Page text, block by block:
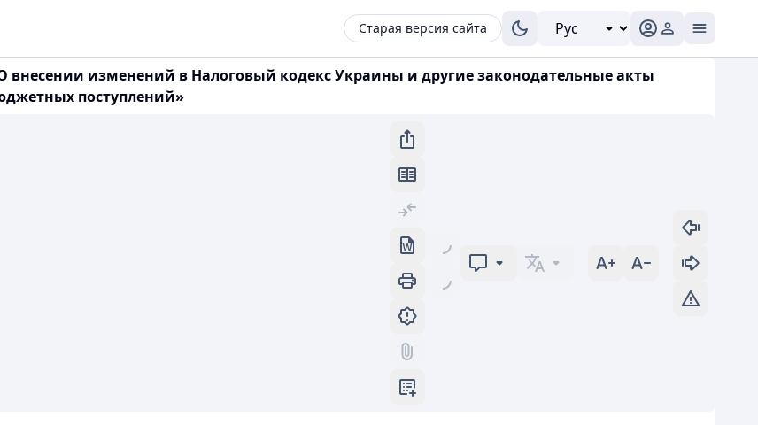
Старая версия сайта
внесении изменений в Налоговый кодекс Украины и другие законодательные акты
поступлений»